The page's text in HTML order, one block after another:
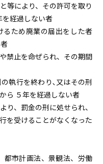
等により、その許可を取り
を経過しない者
るため廃業の届出をした者
禁止を命ぜられ、その期間
執行を終わり､又はその刑
ら ５年を経過しない者
、罰金の刑に処せられ、
を受けることがなくなった
都市計画法、景観法、労働